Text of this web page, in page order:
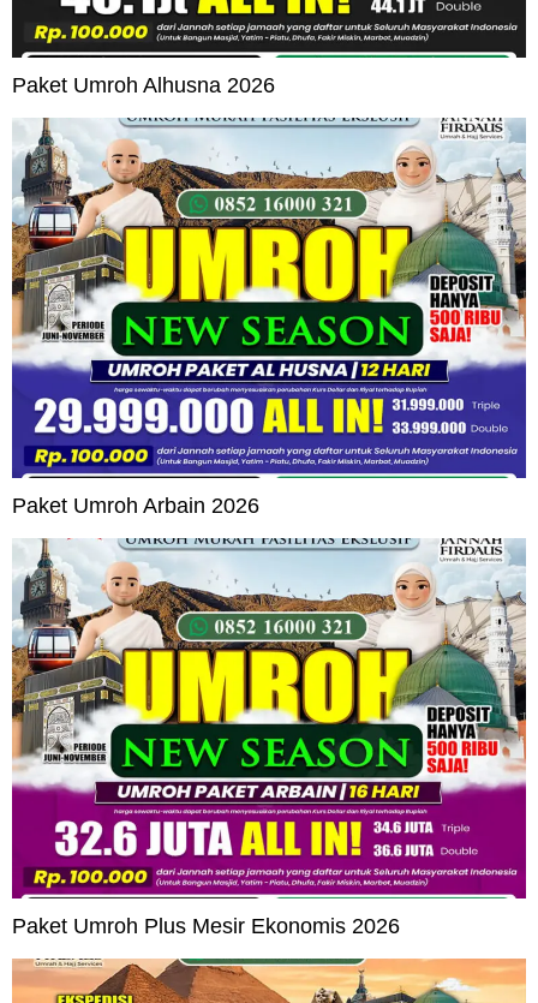
Paket Umroh Alhusna 2026
Paket Umroh Arbain 2026
Paket Umroh Plus Mesir Ekonomis 2026